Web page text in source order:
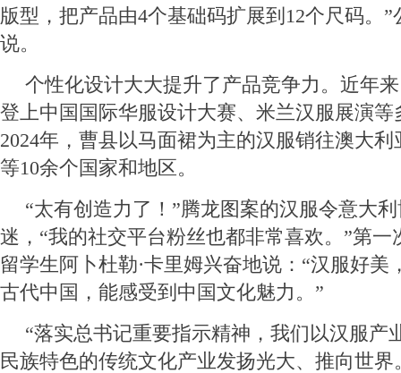
版型，把产品由4个基础码扩展到12个尺码。
说。
个性化设计大大提升了产品竞争力。近年
登上中国国际华服设计大赛、米兰汉服展演等
2024年，曹县以马面裙为主的汉服销往澳大
等10余个国家和地区。
“太有创造力了！”腾龙图案的汉服令意大
迷，“我的社交平台粉丝也都非常喜欢。”第一
留学生阿卜杜勒·卡里姆兴奋地说：“汉服好美
古代中国，能感受到中国文化魅力。”
“落实总书记重要指示精神，我们以汉服产
民族特色的传统文化产业发扬光大、推向世界